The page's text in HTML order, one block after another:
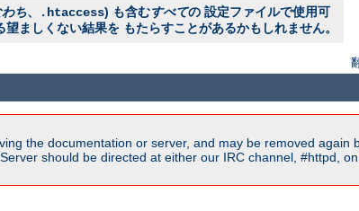
わち、 .htaccess) も含むすべての 設定ファイルで使用可
ましくない結果を もたらすことがあるかもしれません。
the documentation or server, and may be removed again
should be directed at either our IRC channel, #httpd,